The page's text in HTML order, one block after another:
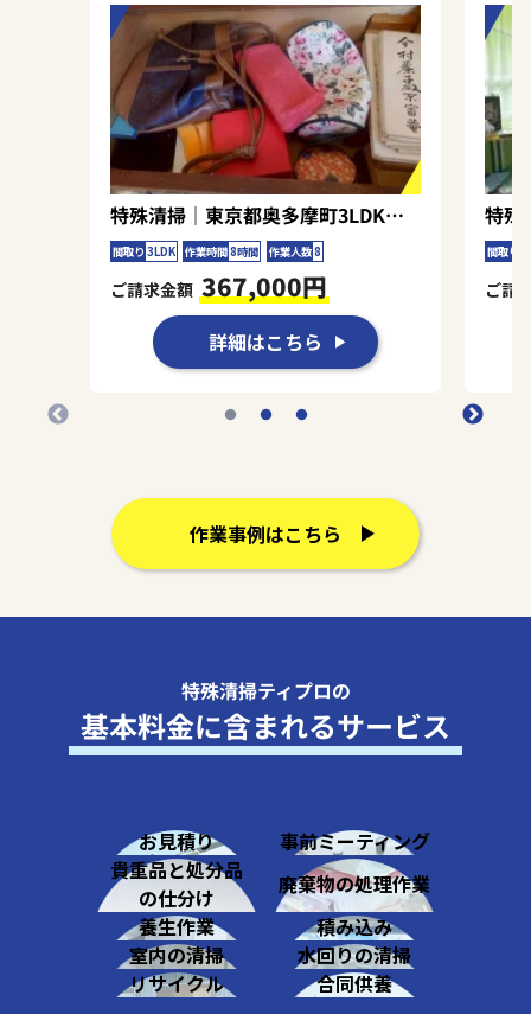
た。お客様にご満足いただけて、私たちも大変嬉
しく思います。今後ともよろしくお願いいたしま
す。
特殊清掃｜東京都奥多摩町3LDK戸建て（一軒家）Ａ.Ｍ様の作業事例
間取り 3LDK 作業時間8時間 作業人数8
ご請求金額 367,000円
詳細はこちら
間取り
ご請
作業事例はこちら
特殊清掃ティプロの
基本料金に含まれるサービス
お見積り
事前ミーティング
貴重品と処分品
の仕分け
廃棄物の処理作業
養生作業
積み込み
室内の清掃
水回りの清掃
リサイクル
合同供養